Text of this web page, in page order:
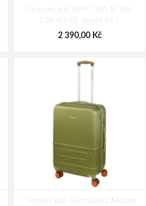
Cestovní kufr BHPC 4W M BH-
250-60-05 modrá 66 L
2 390,00 Kč
Cestovní kufr Aeronautica Militare